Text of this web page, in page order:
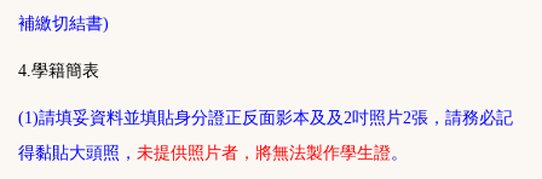
補繳切結書)
4.學籍簡表
(1)請填妥資料並填貼身分證正反面影本及及2吋照片2張，請務必記
得黏貼大頭照， 未提供照片者，將無法製作學生證。